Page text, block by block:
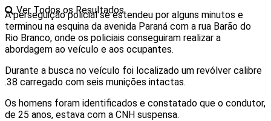
Ver Todos os Resultados
A perseguição policial se estendeu por alguns minutos e
terminou na esquina da avenida Paraná com a rua Barão do
Rio Branco, onde os policiais conseguiram realizar a
abordagem ao veículo e aos ocupantes.
Durante a busca no veículo foi localizado um revólver calibre
.38 carregado com seis munições intactas.
Os homens foram identificados e constatado que o condutor,
de 25 anos, estava com a CNH suspensa.